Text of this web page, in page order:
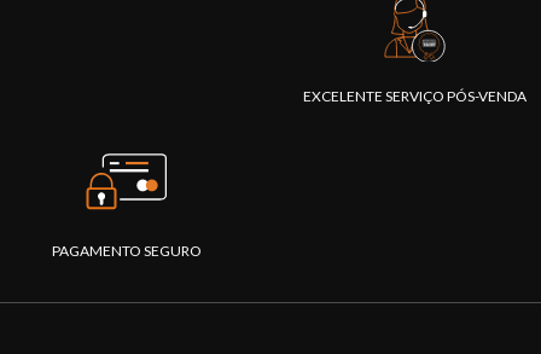
EXCELENTE SERVIÇO PÓS-VENDA
PAGAMENTO SEGURO